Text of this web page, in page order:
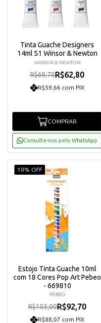
Tinta Guache Designers
14ml S1 Winsor & Newton
WINSOR & NEWTON
R$69,78R$62,80
R$59,66 com PIX
COMPRAR
Consulte-nos pelo WhatsApp
10% OFF
Estojo Tinta Guache 10ml
com 18 Cores Pop Art Pebeo
- 669810
PEBEO
R$103,00R$92,70
R$88,07 com PIX